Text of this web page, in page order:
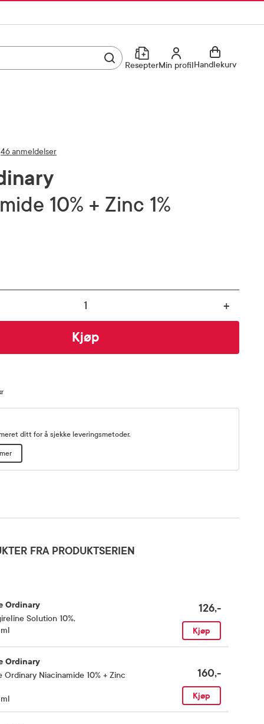
Utfør søkResepterMin profilMin profilHandlekurv
46 anmeldelser
10% + Zinc 1%
+
Kjøp
ditt for å sjekke leveringsmetoder.
FRA PRODUKTSERIEN
Ordinary
Solution 10%,
126,-
Kjøp
Ordinary
Ordinary Niacinamide 10% + Zinc
160,-
Kjøp